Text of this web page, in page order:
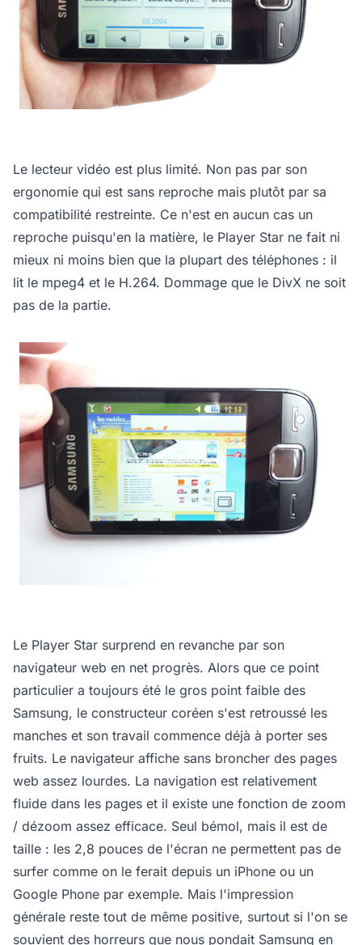
Le lecteur vidéo est plus limité. Non pas par son
ergonomie qui est sans reproche mais plutôt par sa
compatibilité restreinte. Ce n'est en aucun cas un
reproche puisqu'en la matière, le Player Star ne fait ni
mieux ni moins bien que la plupart des téléphones : il
lit le mpeg4 et le H.264. Dommage que le DivX ne soit
pas de la partie.
Le Player Star surprend en revanche par son
navigateur web en net progrès. Alors que ce point
particulier a toujours été le gros point faible des
Samsung, le constructeur coréen s'est retroussé les
manches et son travail commence déjà à porter ses
fruits. Le navigateur affiche sans broncher des pages
web assez lourdes. La navigation est relativement
fluide dans les pages et il existe une fonction de zoom
/ dézoom assez efficace. Seul bémol, mais il est de
taille : les 2,8 pouces de l'écran ne permettent pas de
surfer comme on le ferait depuis un iPhone ou un
Google Phone par exemple. Mais l'impression
générale reste tout de même positive, surtout si l'on se
souvient des horreurs que nous pondait Samsung en